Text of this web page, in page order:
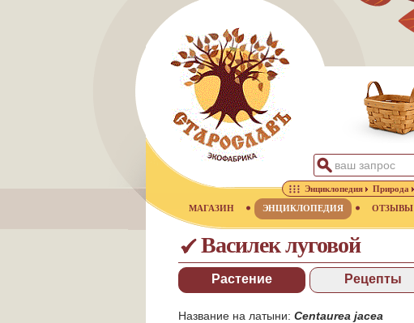
МАГАЗИН ЭНЦИКЛОПЕДИЯ ОТЗЫВЫ
Энциклопедия Природа
Василек луговой
Растение Рецепты
Название на латыни: Centaurea jacea